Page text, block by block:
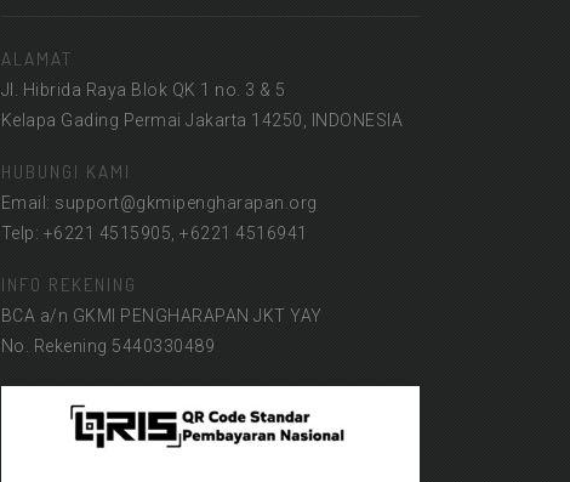
ALAMAT
Jl. Hibrida Raya Blok QK 1 no. 3 & 5
Kelapa Gading Permai Jakarta 14250, INDONESIA
HUBUNGI KAMI
Email: support@gkmipengharapan.org
Telp: +6221 4515905, +6221 4516941
INFO REKENING
BCA a/n GKMI PENGHARAPAN JKT YAY
No. Rekening 5440330489